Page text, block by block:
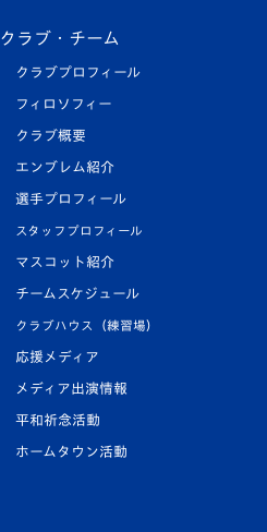
クラブ・チーム
クラブプロフィール
フィロソフィー
クラブ概要
エンブレム紹介
選手プロフィール
スタッフプロフィール
マスコット紹介
チームスケジュール
クラブハウス（練習場）
応援メディア
メディア出演情報
平和祈念活動
ホームタウン活動